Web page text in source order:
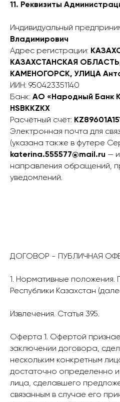
11. Реквизиты
Индивидуальный
Владимирович
Адрес регистрации:
КАЗАХСТАНСКАЯ
КАМЕНОГОРСК, УЛИЦА
ИИН: 950423351140
Банк: АО «Народный Банк
HSBKKZKX
Расчётный счёт:
Электронная почта для
(указана также в футере
katerina.555577@mail.ru —
направления обращений,
уведомлений.
ДОГОВОР - ПУБЛИЧНАЯ
1. Нормативные положения.
Республики Казахстан
Извлечения. Статья 395.
Оферта 1. Офертой
заключении договора,
нескольким конкретным
достаточно определенно
лица, сделавшего
связанным в случае его